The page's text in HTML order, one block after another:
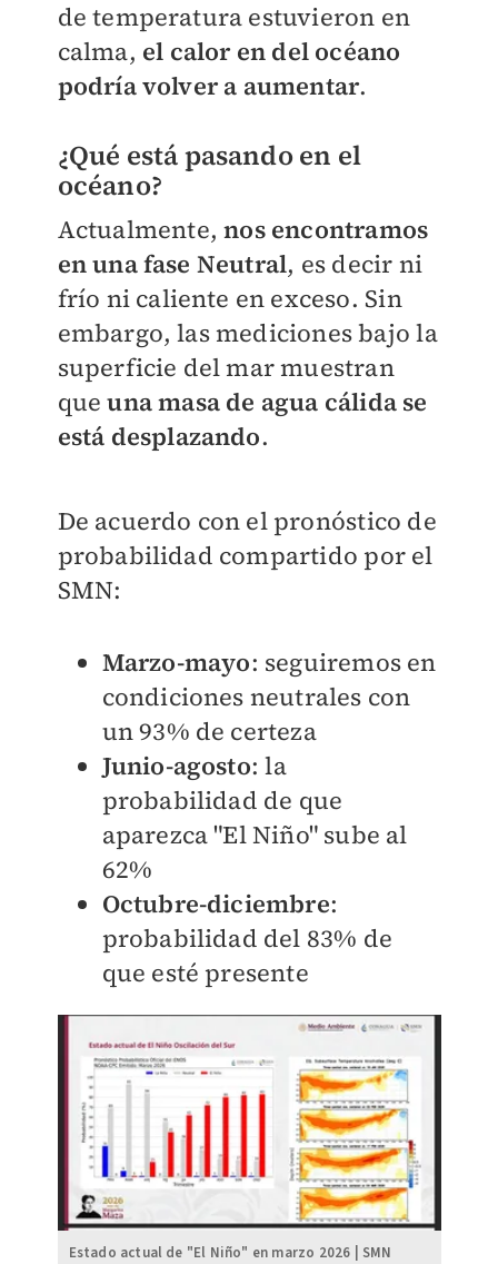
de temperatura estuvieron en
calma, el calor en del océano
podría volver a aumentar.
¿Qué está pasando en el
océano?
Actualmente,nos encontramos
en una fase Neutral, es decir ni
frío ni caliente en exceso. Sin
embargo, las mediciones bajo la
superficie del mar muestran
queuna masa de agua cálida se
está desplazando.
De acuerdo con el pronóstico de
probabilidad compartido por el
SMN:
Marzo-mayo: seguiremos en
condiciones neutrales con
un 93% de certeza
Junio-agosto: la
probabilidad de que
aparezca "El Niño" sube al
62%
Octubre-diciembre:
probabilidad del 83% de
que esté presente
Estado actual de "El Niño" en marzo 2026 | SMN